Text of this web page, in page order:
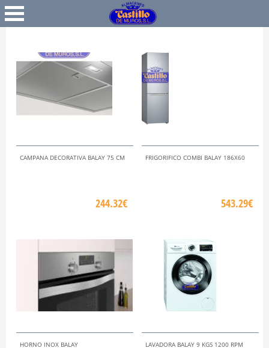
Favoritos
CAMPANA DECORATIVA BALAY 75 CM
244.32€
FRIGORIFICO COMBI BALAY 186X60
543.29€
HORNO INOX BALAY LAVADORA BALAY 9 KGS 1200 RPM